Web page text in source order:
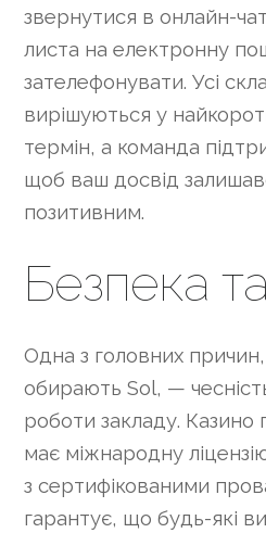
звернутися в онлайн-
листа на електронну
зателефонувати. Усі
вирішуються у
термін, а команда
щоб ваш досвід
позитивним.
Безпека
Одна з головних причин,
обирають Sol, —
роботи закладу. Казино
має міжнародну
з сертифікованими
гарантує, що будь-які